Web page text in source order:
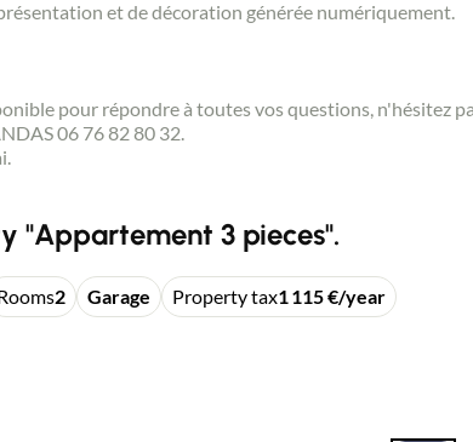
et de décoration générée numériquement.
pour répondre à toutes vos questions, n'hésitez
06 76 82 80 32.
"Appartement 3 pieces".
2 Garage Property tax1 115 €/year